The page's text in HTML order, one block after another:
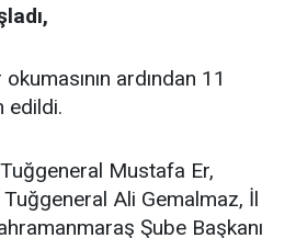
ardından 11
edildi.
Mustafa Er,
Ali Gemalmaz, İl
Şube Başkanı